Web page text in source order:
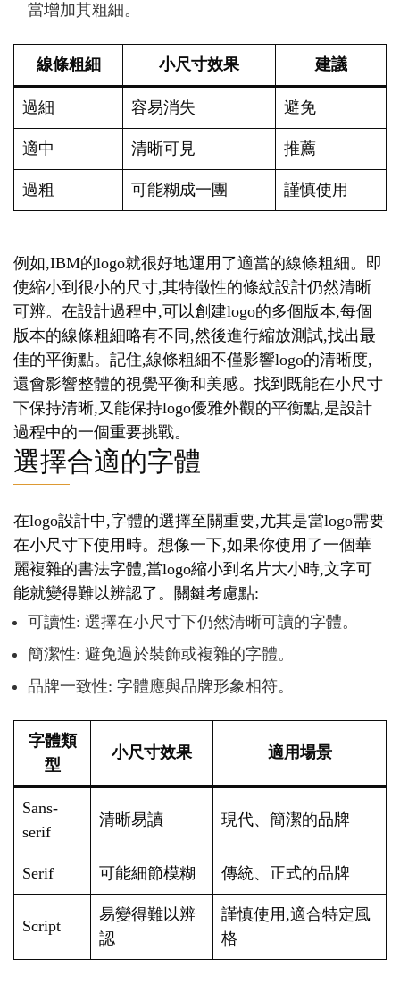
當增加其粗細。
線條粗細 小尺寸效果 建議
過細 容易消失 避免
適中 清晰可見 推薦
過粗 可能糊成一團 謹慎使用
例如,IBM的logo就很好地運用了適當的線條粗細。即
使縮小到很小的尺寸,其特徵性的條紋設計仍然清晰
可辨。在設計過程中,可以創建logo的多個版本,每個
版本的線條粗細略有不同,然後進行縮放測試,找出最
佳的平衡點。記住,線條粗細不僅影響logo的清晰度,
還會影響整體的視覺平衡和美感。找到既能在小尺寸
下保持清晰,又能保持logo優雅外觀的平衡點,是設計
過程中的一個重要挑戰。
選擇合適的字體
在logo設計中,字體的選擇至關重要,尤其是當logo需要
在小尺寸下使用時。想像一下,如果你使用了一個華
麗複雜的書法字體,當logo縮小到名片大小時,文字可
能就變得難以辨認了。關鍵考慮點:
可讀性: 選擇在小尺寸下仍然清晰可讀的字體。
簡潔性: 避免過於裝飾或複雜的字體。
品牌一致性: 字體應與品牌形象相符。
字體類
型
小尺寸效果 適用場景
Sans-
serif
清晰易讀 現代、簡潔的品牌
Serif 可能細節模糊 傳統、正式的品牌
Script
易變得難以辨
認
謹慎使用,適合特定風
格